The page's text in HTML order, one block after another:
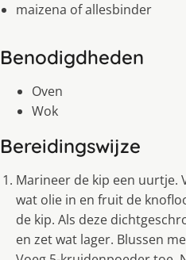
maizena of allesbinder
Benodigdheden
Oven
Wok
Bereidingswijze
Marineer de kip een uurtje.
wat olie in en fruit de
de kip. Als deze
en zet wat lager. Blussen